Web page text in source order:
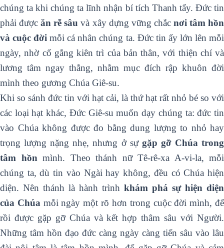
chúng ta khi chúng ta lĩnh nhận bí tích Thanh tẩy. Đức tin
phải đượcăn rễ sâu và xây dựng vững chắc nơi tâm hồn
và cuộc đời mỗi cá nhân chúng ta. Đức tin ấy lớn lên mỗi
ngày, nhờ cố gắng kiên trì của bản thân, với thiện chí và
lương tâm ngay thẳng, nhằm mục đích rập khuôn đời
mình theo gương Chúa Giê-su.
Khi so sánh đức tin với hạt cải, là thứ hạt rất nhỏ bé so với
các loại hạt khác, Đức Giê-su muốn dạy chúng ta: đức tin
vào Chúa không được đo bằng dung lượng to nhỏ hay
trọng lượng nặng nhẹ, nhưng ở sự gặp gỡ Chúa trong
tâm hồnmình. Theo thánh nữ Tê-rê-xa A-vi-la, mỗi
chúng ta, dù tin vào Ngài hay không, đều có Chúa hiện
diện. Nên thánh là hành trình khám phá sự hiện diện
của Chúamỗi ngày một rõ hơn trong cuộc đời mình, để
rồi được gặp gỡ Chúa và kết hợp thâm sâu với Người.
Những tâm hồn đạo đức càng ngày càng tiến sâu vào lâu